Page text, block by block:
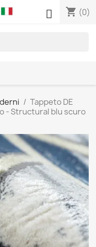
shopping_cart (0)

Tappeto DE
- Structural blu scuro